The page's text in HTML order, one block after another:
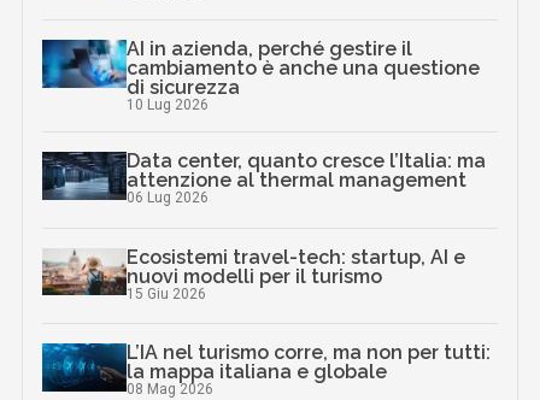
AI in azienda, perché gestire il
cambiamento è anche una questione
di sicurezza
10 Lug 2026
Data center, quanto cresce l’Italia: ma
attenzione al thermal management
06 Lug 2026
Ecosistemi travel-tech: startup, AI e
nuovi modelli per il turismo
15 Giu 2026
L’IA nel turismo corre, ma non per tutti:
la mappa italiana e globale
08 Mag 2026